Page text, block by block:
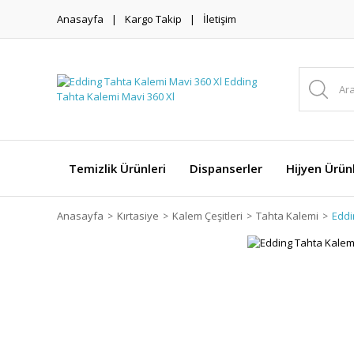
Anasayfa Kargo Takip İletişim
Temizlik Ürünleri Dispanserler Hijyen
Anasayfa Kırtasiye Kalem Çeşitleri Tahta Kalemi